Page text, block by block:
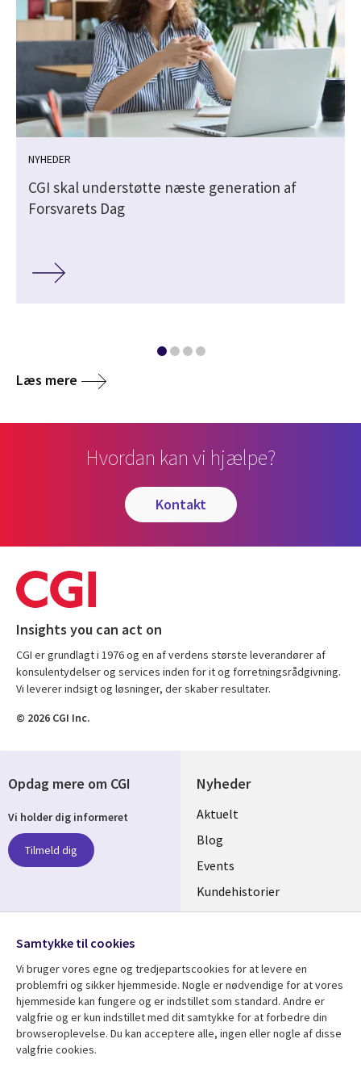
NYHEDER
CGI skal understøtte næste generation af
Forsvarets Dag
Læs mere
Hvordan kan vi hjælpe?
kontakt
Insights you can act on
CGI er grundlagt i 1976 og en af verdens største leverandører af
konsulentydelser og services inden for it og forretningsrådgivning.
Vi leverer indsigt og løsninger, der skaber resultater.
© 2026 CGI Inc.
Nyheder
Useful
links
DENMARK
Aktuelt
Blog
Events
Kundehistorier
Videoer
Se mere
Library
Artikler
Support
Opdag mere om CGI
Vi holder dig informeret
Tilmeld dig
Media
DENMARK
Samtykke til cookies
Vi bruger vores egne og tredjepartscookies for at levere en
problemfri og sikker hjemmeside. Nogle er nødvendige for at vores
hjemmeside kan fungere og er indstillet som standard. Andre er
valgfrie og er kun indstillet med dit samtykke for at forbedre din
browseroplevelse. Du kan acceptere alle, ingen eller nogle af disse
valgfrie cookies.